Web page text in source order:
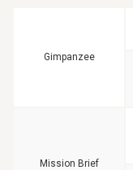
Gimpanzee
Mission Brief